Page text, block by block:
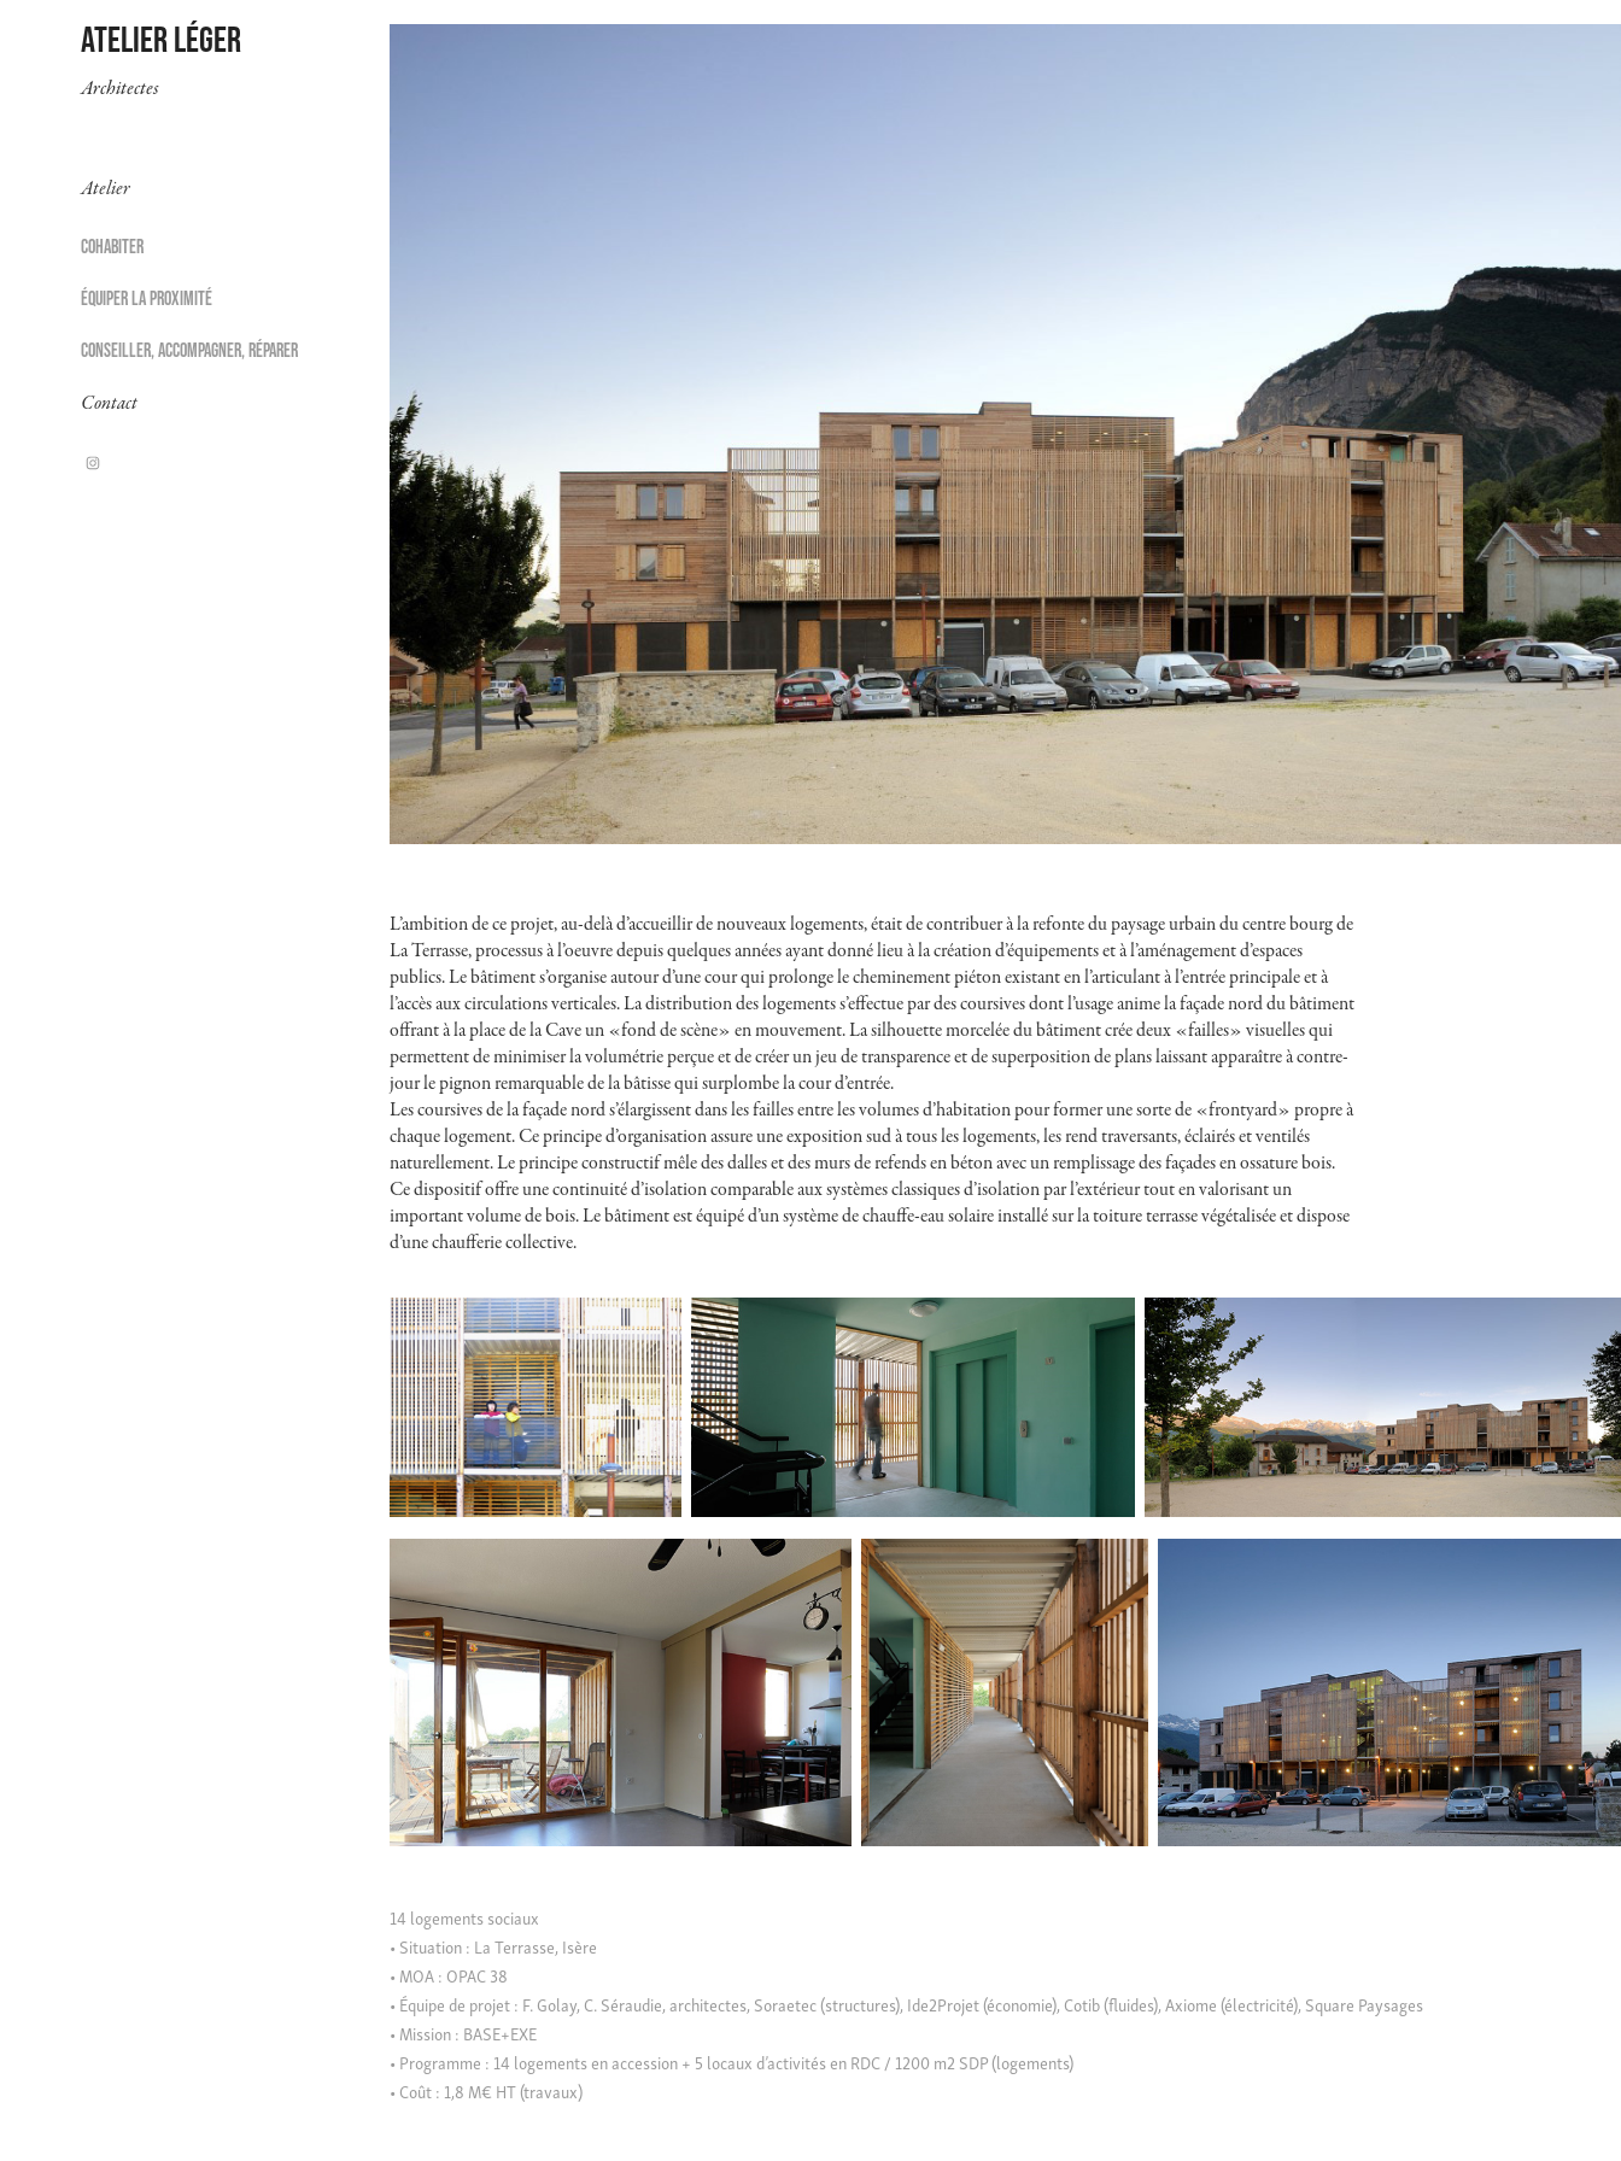
Atelier léger
Architectes
Atelier
COHABITER
ÉQUIPER LA PROXIMITÉ
CONSEILLER, ACCOMPAGNER, RÉPARER
Contact
L’ambition de ce projet, au-delà d’accueillir de nouveaux logements, était de contribuer à la refonte du paysage urbain du centre bourg de
La Terrasse, processus à l’oeuvre depuis quelques années ayant donné lieu à la création d’équipements et à l’aménagement d’espaces
publics. Le bâtiment s’organise autour d’une cour qui prolonge le cheminement piéton existant en l’articulant à l’entrée principale et à
l’accès aux circulations verticales. La distribution des logements s’effectue par des coursives dont l’usage anime la façade nord du bâtiment
offrant à la place de la Cave un «fond de scène» en mouvement. La silhouette morcelée du bâtiment crée deux «failles» visuelles qui
permettent de minimiser la volumétrie perçue et de créer un jeu de transparence et de superposition de plans laissant apparaître à contre-
jour le pignon remarquable de la bâtisse qui surplombe la cour d’entrée.
Les coursives de la façade nord s’élargissent dans les failles entre les volumes d’habitation pour former une sorte de «frontyard» propre à
chaque logement. Ce principe d’organisation assure une exposition sud à tous les logements, les rend traversants, éclairés et ventilés
naturellement. Le principe constructif mêle des dalles et des murs de refends en béton avec un remplissage des façades en ossature bois.
Ce dispositif offre une continuité d’isolation comparable aux systèmes classiques d’isolation par l’extérieur tout en valorisant un
important volume de bois. Le bâtiment est équipé d’un système de chauffe-eau solaire installé sur la toiture terrasse végétalisée et dispose
d’une chaufferie collective.
14 logements sociaux
• Situation : La Terrasse, Isère
• MOA : OPAC 38
• Équipe de projet : F. Golay, C. Séraudie, architectes, Soraetec (structures), Ide2Projet (économie), Cotib (fluides), Axiome (électricité), Square Paysages
• Mission : BASE+EXE
• Programme : 14 logements en accession + 5 locaux d’activités en RDC / 1200 m2 SDP (logements)
• Coût : 1,8 M€ HT (travaux)